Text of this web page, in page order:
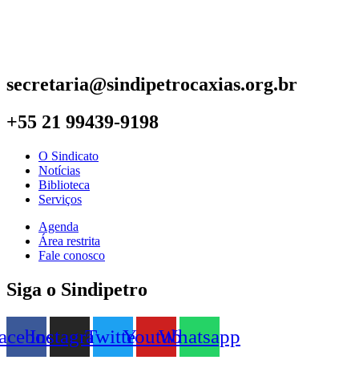
secretaria@sindipetrocaxias.org.br
+55 21 99439-9198
O Sindicato
Notícias
Biblioteca
Serviços
Agenda
Área restrita
Fale conosco
Siga o Sindipetro
InstagramTwitterYoutubeWhatsapp